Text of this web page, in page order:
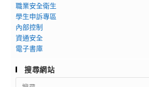
職業安全衛生
學生申訴專區
內部控制
資通安全
電子書庫
搜尋網站
Search